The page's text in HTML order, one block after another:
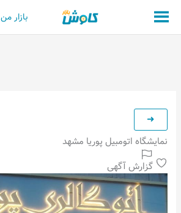
محتوا
بازار من
نمایشگاه اتومبیل پوریا مشهد
گزارش آگهی